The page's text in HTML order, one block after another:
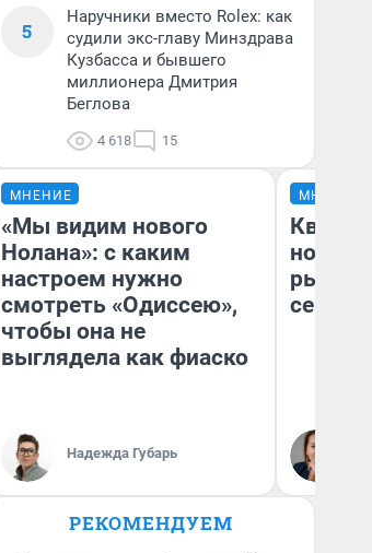
5
Наручники вместо Rolex: как
судили экс-главу Минздрава
Кузбасса и бывшего
миллионера Дмитрия
Беглова
4 618 15
МНЕНИЕ
«Мы видим нового
Нолана»: с каким
настроем нужно
смотреть «Одиссею»,
чтобы она не
выглядела как фиаско
Надежда Губарь
МНЕНИЕ
но
рынок
РЕКОМЕНДУЕМ